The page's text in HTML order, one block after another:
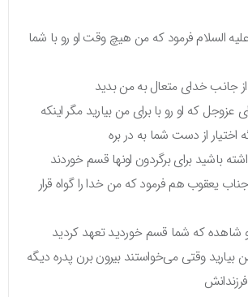
السلام فرمود که من هیچ وقت او رو با شما
جانب خدای متعال به من بدید
که او رو با برای من بیارید مگر اینکه
اختیار از دست شما به در بره
باشید برای برگردون اونها قسم خوردند
یعقوب هم فرمود که من خدا را گواه قرار
شاهده که شما قسم خوردید تعهد کردید
بیارید وقتی می‌خواستند بیرون برن پدره دیگه